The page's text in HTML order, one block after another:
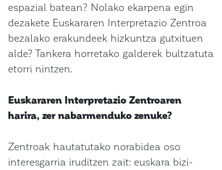
espazial batean? Nolako ekarpena egin
dezakete Euskararen Interpretazio Zentroa
bezalako erakundeek hizkuntza gutxituen
alde? Tankera horretako galderek bultzatuta
etorri nintzen.
Euskararen Interpretazio Zentroaren
harira, zer nabarmenduko zenuke?
Zentroak hautatutako norabidea oso
interesgarria iruditzen zait: euskara bizi-